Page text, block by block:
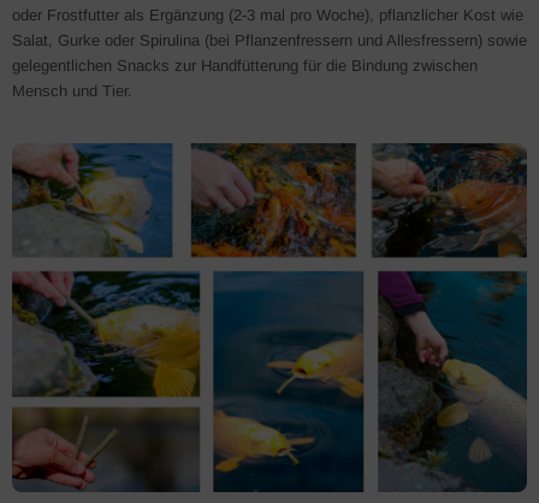
oder Frostfutter als Ergänzung (2-3 mal pro Woche), pflanzlicher Kost wie
Salat, Gurke oder Spirulina (bei Pflanzenfressern und Allesfressern) sowie
gelegentlichen Snacks zur Handfütterung für die Bindung zwischen
Mensch und Tier.